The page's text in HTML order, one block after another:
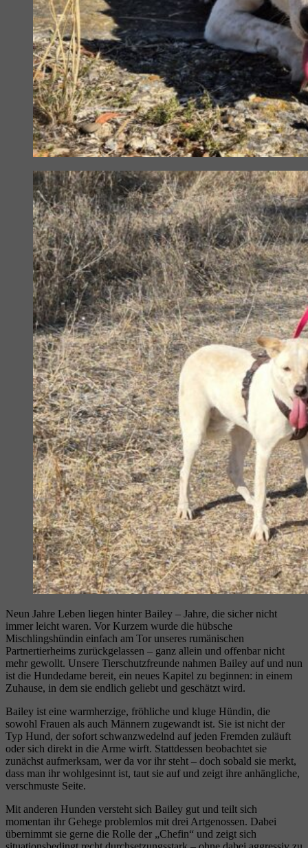
Neun Jahre Leben liegen hinter Bailey – Jahre, die sicher nicht
immer leicht waren. Vor Kurzem wurde die hübsche
Mischlingshündin einfach am Tor unseres rumänischen
Partnertierheims zurückgelassen – ganz allein und offenbar nicht
mehr gewollt. Unsere Tierschutzfreunde nahmen Bailey auf und nun
ist die Hundedame bereit, ein neues Kapitel zu beginnen: in einem
Zuhause, in dem sie endlich geliebt und geschätzt wird.
Bailey ist eine warmherzige, fröhliche und kluge Hündin, die
sowohl Frauen als auch Männern zugewandt ist. Sie ist nicht der
Typ Hund, der sofort schwanzwedelnd auf jeden Fremden zuläuft
oder sich direkt in die Arme wirft. Stattdessen beobachtet sie
zunächst aufmerksam, wer da vor ihr steht – doch sobald sie merkt,
dass man ihr wohlgesinnt ist, taut sie auf und zeigt ihre anhängliche,
verschmuste Seite.
Mit anderen Hunden versteht sich Bailey gut und teilt sich
momentan ihr Gehege problemlos mit drei Artgenossen. Dabei
übernimmt sie gerne die Rolle der „Chefin“ und zeigt sich